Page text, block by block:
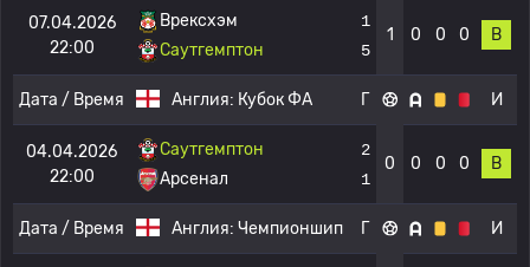
07.04.2026
22:00
Врексхэм
Саутгемптон
1
5
1 0 0 0 В
Дата / Время Англия: Кубок ФА Г И
04.04.2026
22:00
Саутгемптон
Арсенал
2
1
0 0 0 0 В
Дата / Время Англия: Чемпионшип Г И